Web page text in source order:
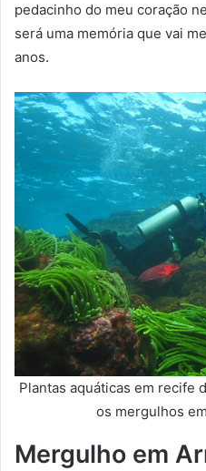
pedacinho do meu coração
será uma memória que vai
anos.
Plantas aquáticas em recife
os mergulhos
Mergulho em